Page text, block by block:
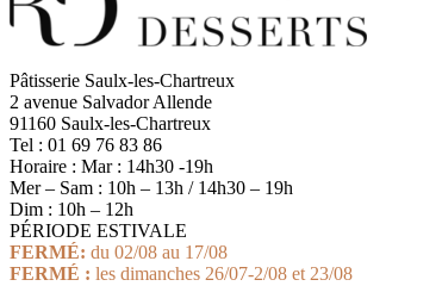
Pâtisserie Saulx-les-Chartreux
2 avenue Salvador Allende
91160 Saulx-les-Chartreux
Tel : 01 69 76 83 86
Horaire : Mar : 14h30 -19h
Mer – Sam : 10h – 13h / 14h30 – 19h
Dim : 10h – 12h
PÉRIODE ESTIVALE
FERMÉ: du 02/08 au 17/08
FERMÉ : les dimanches 26/07-2/08 et 23/08